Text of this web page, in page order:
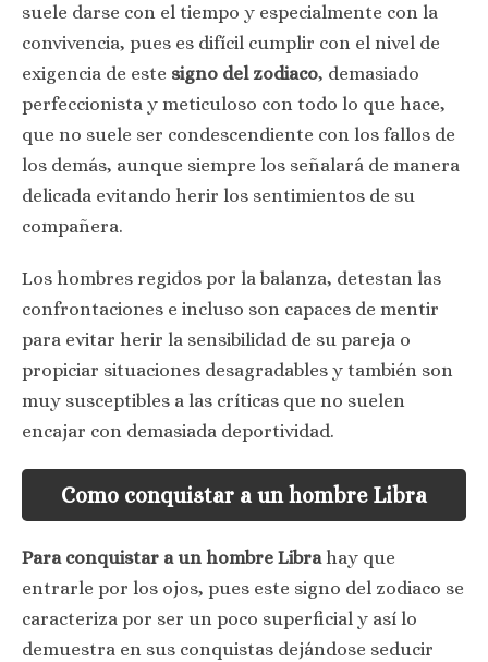
suele darse con el tiempo y especialmente con la
convivencia, pues es difícil cumplir con el nivel de
exigencia de este signo del zodiaco, demasiado
perfeccionista y meticuloso con todo lo que hace,
que no suele ser condescendiente con los fallos de
los demás, aunque siempre los señalará de manera
delicada evitando herir los sentimientos de su
compañera.
Los hombres regidos por la balanza, detestan las
confrontaciones e incluso son capaces de mentir
para evitar herir la sensibilidad de su pareja o
propiciar situaciones desagradables y también son
muy susceptibles a las críticas que no suelen
encajar con demasiada deportividad.
Como conquistar a un hombre Libra
Para conquistar a un hombre Librahay que
entrarle por los ojos, pues este signo del zodiaco se
caracteriza por ser un poco superficial y así lo
demuestra en sus conquistas dejándose seducir